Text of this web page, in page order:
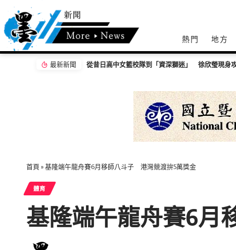
熱門 地方
最新新聞 從昔日高中女籃校隊到「資深獅迷」 徐欣瑩現身
首頁 »基隆端午龍舟賽6月移師八斗子 港灣競渡拚5萬獎金
體育
基隆端午龍舟賽6